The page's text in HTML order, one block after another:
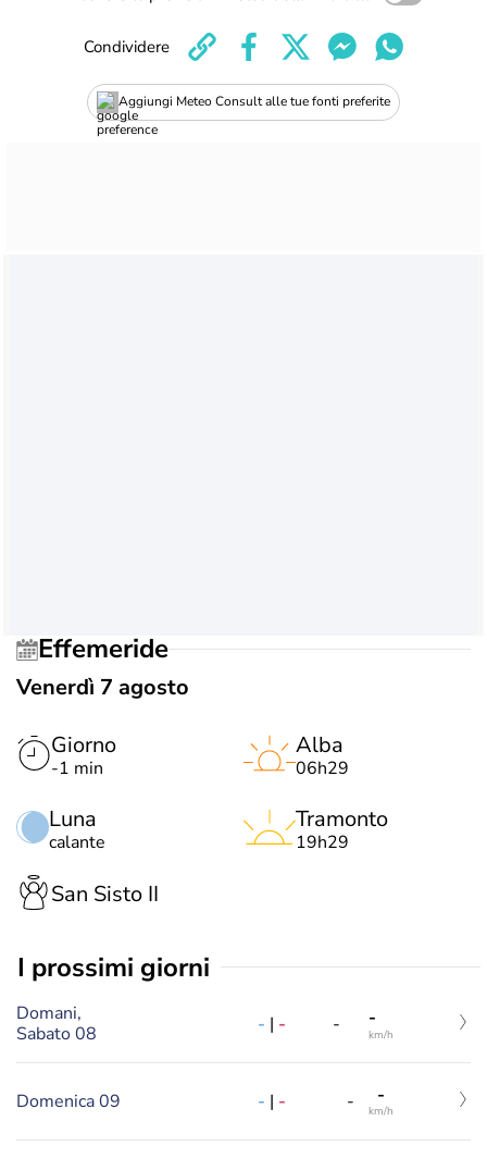
Aggiungi Meteo Consult alle tue fonti preferite
Condividere
Effemeride
Venerdì 7 agosto
Giorno
-1 min
Luna
calante
Alba
06h29
Tramonto
19h29
San Sisto II
i prossimi giorni
Domani,
Sabato 08
- | - - -
km/h
Domenica 09 - | - - -
km/h